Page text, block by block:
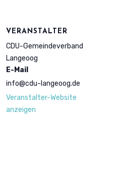
VERANSTALTER
CDU-Gemeindeverband
Langeoog
E-Mail
info@cdu-langeoog.de
Veranstalter-Website
anzeigen